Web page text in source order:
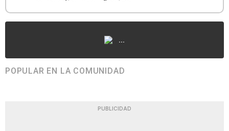
...
POPULAR EN LA COMUNIDAD
PUBLICIDAD